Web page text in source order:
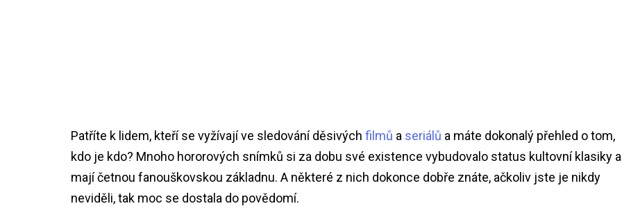
Patříte k lidem, kteří se vyžívají ve sledování děsivých filmů a seriálů a máte dokonalý přehled o tom,
kdo je kdo? Mnoho hororových snímků si za dobu své existence vybudovalo status kultovní klasiky a
mají četnou fanouškovskou základnu. A některé z nich dokonce dobře znáte, ačkoliv jste je nikdy
neviděli, tak moc se dostala do povědomí.